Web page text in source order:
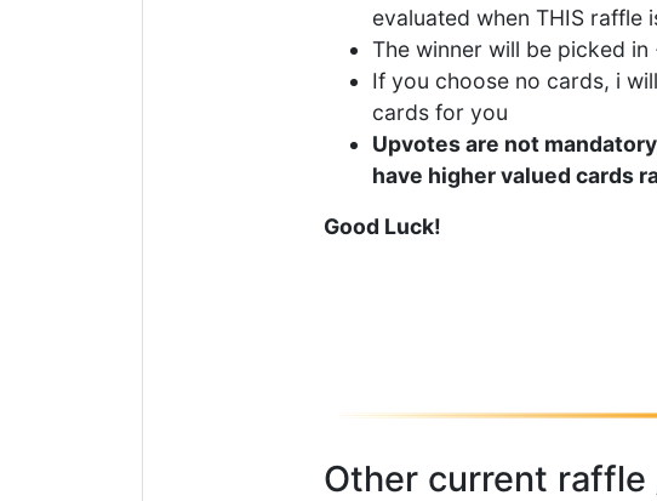
evaluated when THIS raffle
The winner will be picked in
If you choose no cards, i
cards for you
Upvotes are not
have higher valued cards
Good Luck!
Other current raffle